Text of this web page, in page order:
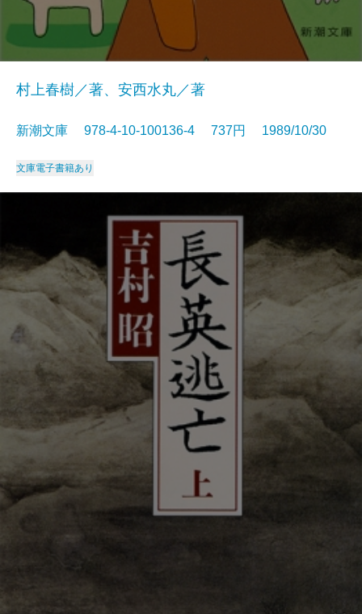
村上春樹／著、安西水丸／著
新潮文庫 978-4-10-100136-4 737円 1989/10/30
文庫電子書籍あり